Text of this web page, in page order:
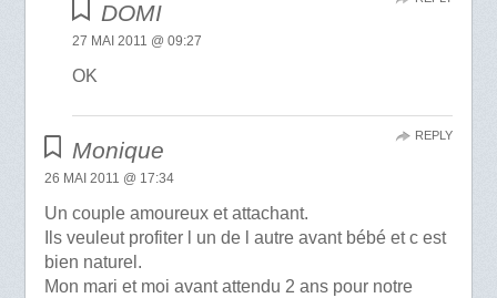
DOMI
27 MAI 2011 @ 09:27
OK
Monique
26 MAI 2011 @ 17:34
Un couple amoureux et attachant.
Ils veuleut profiter l un de l autre avant bébé et c est
bien naturel.
Mon mari et moi avant attendu 2 ans pour notre
REPLY